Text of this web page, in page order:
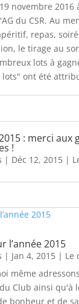
novembre 2016
du CSR. Au
repas,
le tirage au
lots à
lots" ont été
: merci aux
!
| Déc 12, 2015|
l’année 2015
| Jan 4, 2015| Le
même
Club ainsi qu'à
bonheur et de